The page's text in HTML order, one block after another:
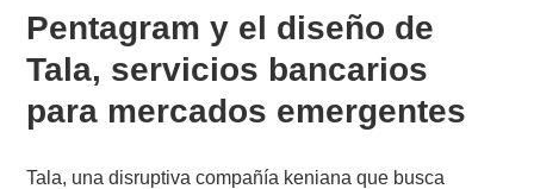
Pentagram y el diseño de
Tala, servicios bancarios
para mercados emergentes
Tala, una disruptiva compañía keniana que busca